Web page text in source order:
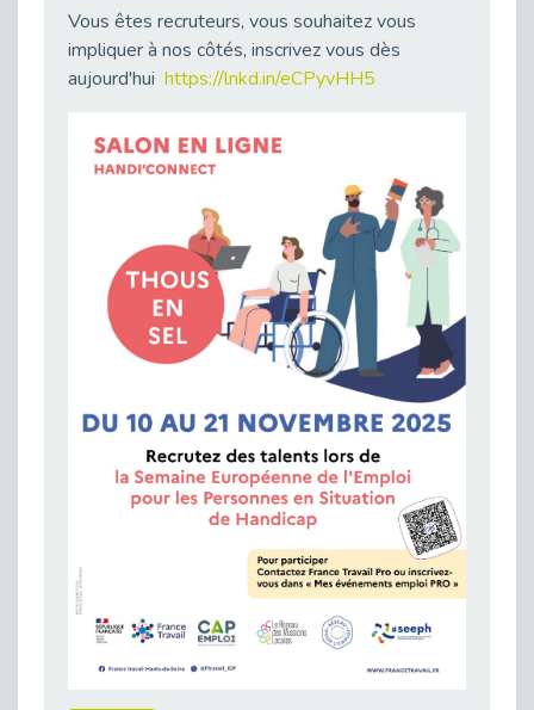
Recrutement et Handicap : Et si vous testiez avant de vous engager ?
Publié le 13/04/2026
Publié le 11/04/2026
Transition Écologique : Les Cap Emploi 75,92 et 93 s’engagent pour un Numérique Responsable
Publié le 11/04/2026
Publié le 11/04/2026
"Dois-je préciser que je suis handicapé sur mon CV?"
Handicap psychique au travail : et si nous changions de regard - vidéo
Publié le 03/04/2026
Avril, mois de l’accompagnement dans l’emploi avec Cap emploi.
Publié le 01/04/2026
Handicap invisible au travail : se taire ou parler? - vidéo
Publié le 31/03/2026
Journée mondiale de sensibilisation à l’autisme
Publié le 31/03/2026
CDD de reconversion : un nouveau contrat pour sécuriser le changement de métier.
Vous êtes recruteurs, vous souhaitez vous
impliquer à nos côtés, inscrivez vous dès
aujourd'hui https://lnkd.in/eCPyvHH5